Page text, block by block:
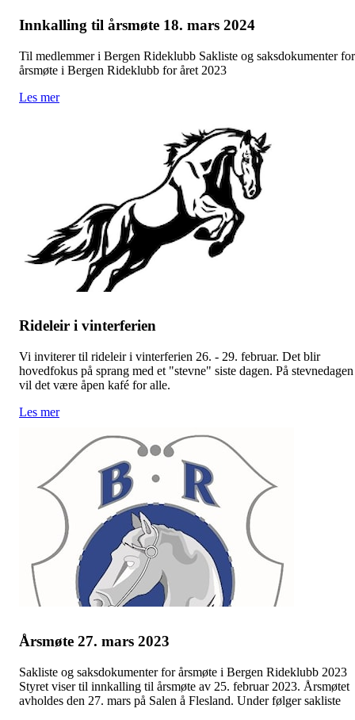
Innkalling til årsmøte 18. mars 2024
Til medlemmer i Bergen Rideklubb Sakliste og saksdokumenter for
årsmøte i Bergen Rideklubb for året 2023
Les mer
Rideleir i vinterferien
Vi inviterer til rideleir i vinterferien 26. - 29. februar. Det blir
hovedfokus på sprang med et "stevne" siste dagen. På stevnedagen
vil det være åpen kafé for alle.
Les mer
Årsmøte 27. mars 2023
Sakliste og saksdokumenter for årsmøte i Bergen Rideklubb 2023
Styret viser til innkalling til årsmøte av 25. februar 2023. Årsmøtet
avholdes den 27. mars på Salen å Flesland. Under følger sakliste